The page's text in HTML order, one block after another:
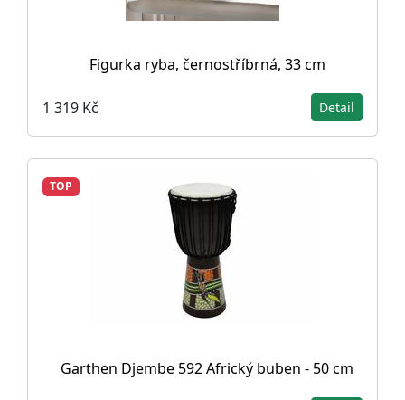
Figurka ryba, černostříbrná, 33 cm
1 319 Kč Detail
TOP
Garthen Djembe 592 Africký buben - 50 cm